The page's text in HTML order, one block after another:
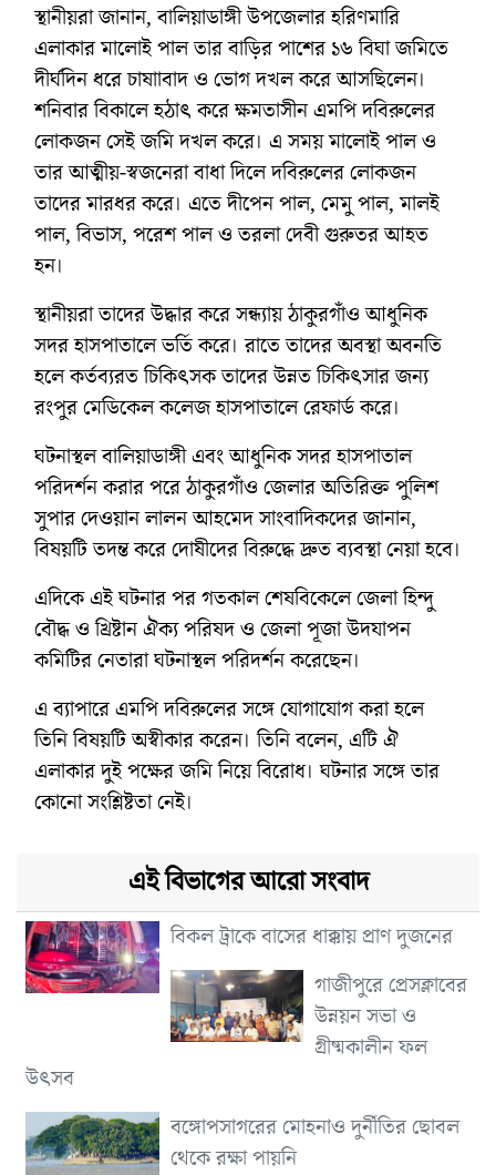
স্থানীয়রা জানান, বালিয়াডাঙ্গী উপজেলার হরিণমারি
এলাকার মালোই পাল তার বাড়ির পাশের ১৬ বিঘা জমিতে
দীর্ঘদিন ধরে চাষাাবাদ ও ভোগ দখল করে আসছিলেন।
শনিবার বিকালে হঠাৎ করে ক্ষমতাসীন এমপি দবিরুলের
লোকজন সেই জমি দখল করে। এ সময় মালোই পাল ও
তার আত্মীয়-স্বজনেরা বাধা দিলে দবিরুলের লোকজন
তাদের মারধর করে। এতে দীপেন পাল, মেমু পাল, মালই
পাল, বিভাস, পরেশ পাল ও তরলা দেবী গুরুতর আহত
হন।
স্থানীয়রা তাদের উদ্ধার করে সন্ধ্যায় ঠাকুরগাঁও আধুনিক
সদর হাসপাতালে ভর্তি করে। রাতে তাদের অবস্থা অবনতি
হলে কর্তব্যরত চিকিৎসক তাদের উন্নত চিকিৎসার জন্য
রংপুর মেডিকেল কলেজ হাসপাতালে রেফার্ড করে।
ঘটনাস্থল বালিয়াডাঙ্গী এবং আধুনিক সদর হাসপাতাল
পরিদর্শন করার পরে ঠাকুরগাঁও জেলার অতিরিক্ত পুলিশ
সুপার দেওয়ান লালন আহমেদ সাংবাদিকদের জানান,
বিষয়টি তদন্ত করে দোষীদের বিরুদ্ধে দ্রুত ব্যবস্থা নেয়া হবে।
এদিকে এই ঘটনার পর গতকাল শেষবিকেলে জেলা হিন্দু
বৌদ্ধ ও খ্রিষ্টান ঐক্য পরিষদ ও জেলা পূজা উদযাপন
কমিটির নেতারা ঘটনাস্থল পরিদর্শন করেছেন।
এ ব্যাপারে এমপি দবিরুলের সঙ্গে যোগাযোগ করা হলে
তিনি বিষয়টি অস্বীকার করেন। তিনি বলেন, এটি ঐ
এলাকার দুই পক্ষের জমি নিয়ে বিরোধ। ঘটনার সঙ্গে তার
কোনো সংশ্লিষ্টতা নেই।
এই বিভাগের আরো সংবাদ
বিকল ট্রাকে বাসের ধাক্কায় প্রাণ দুজনের
গাজীপুরে প্রেসক্লাবের
উন্নয়ন সভা ও
গ্রীষ্মকালীন ফল
উৎসব
বঙ্গোপসাগরের মোহনাও দুর্নীতির ছোবল
থেকে রক্ষা পায়নি